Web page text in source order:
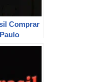
Comprar